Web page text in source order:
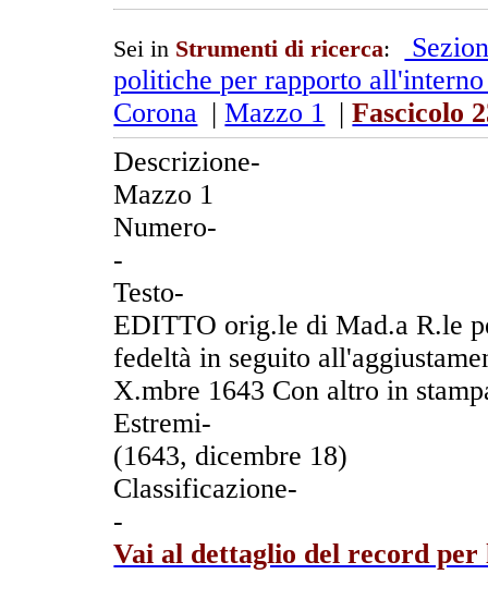
Sei in Strumenti di ricerca:
politiche per rapporto
Corona |Mazzo 1 |Fascicolo
Descrizione-
Mazzo 1
Numero-
-
Testo-
EDITTO orig.le di Mad.a R.le
fedeltà in seguito
X.mbre 1643 Con altro in
Estremi-
(1643, dicembre 18)
Classificazione-
-
Vai al dettaglio del record per